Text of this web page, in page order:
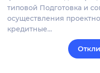
типовой Подготовка и
осуществления
кредитные…